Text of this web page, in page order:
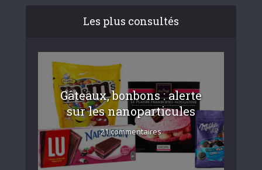
Les plus consultés
Gâteaux, bonbons : alerte
sur les nanoparticules
21 commentaires